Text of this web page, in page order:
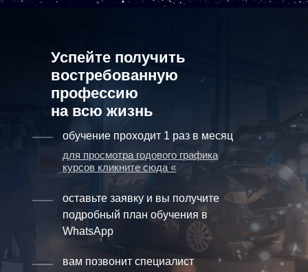
обучение проходит 1 раз в месяц
оставьте заявку и вы получите
подробный план обучения в
WhatsApp
вам позвонит специалист
Успейте получить
востребованную
профессию
на всю жизнь
для просмотра годового графика
курсов кликните сюда «